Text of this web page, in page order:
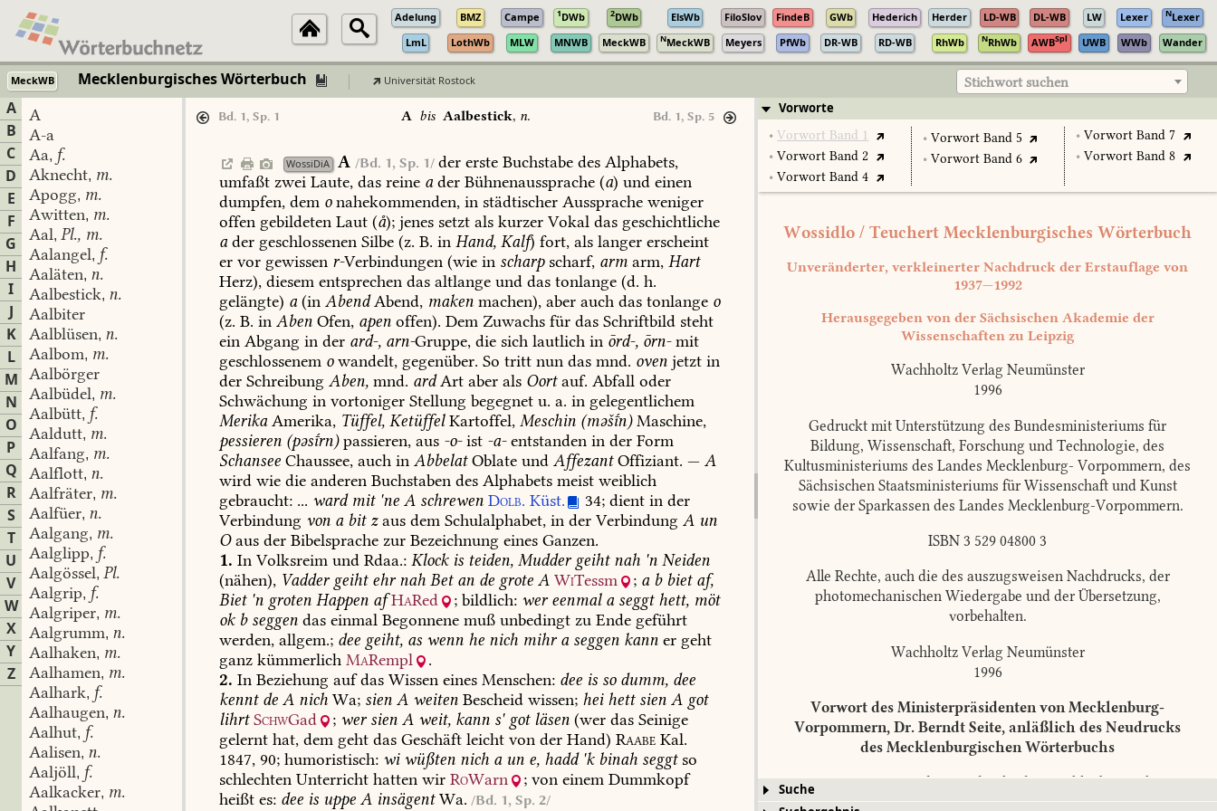
Adelung BMZ Campe 1DWb 2DWb ElsWb FiloSlov FindeB GWb Hederich Herder LD-WB DL-WB LW Lexer NLexer
LmL
LothWb MLW MNWB MeckWB NMeckWB Meyers PfWb DR-WB RD-WB RhWb NRhWb AWBSpl UWB WWb Wander
MeckWB Mecklenburgisches Wörterbuch Universität Rostock Stichwort suchen
A
B
C
D
E
F
G
H
I
J
K
L
M
N
O
P
Q
R
S
T
U
V
W
X
Y
Z
A
A-a
Aa, f.
Aknecht, m.
Apogg, m.
Awitten, m.
Aal, Pl., m.
Aalangel, f.
Aaläten, n.
Aalbestick, n.
Aalbiter
Aalblüsen, n.
Aalbom, m.
Aalbörger
Aalbüdel, m.
Aalbütt, f.
Aaldutt, m.
Aalfang, m.
Aalflott, n.
Aalfräter, m.
Aalfüer, n.
Aalgang, m.
Aalglipp, f.
Aalgössel, Pl.
Aalgrip, f.
Aalgriper, m.
Aalgrumm, n.
Aalhaken, m.
Aalhamen, m.
Aalhark, f.
Aalhaugen, n.
Aalhut, f.
Aalisen, n.
Aaljöll, f.
Aalkacker, m.
Bd. 1, Sp. 1 A bis Aalbestick, n. Bd. 1, Sp. 5
WossiDiA A /Bd. 1, Sp. 1/der erste Buchstabe des Alphabets,
umfaßt zwei Laute, das reine ader Bühnenaussprache (a) und einen
dumpfen, dem onahekommenden, in städtischer Aussprache weniger
offen gebildeten Laut (å); jenes setzt als kurzer Vokal das geschichtliche
ader geschlossenen Silbe (z. B. in Hand, Kalf) fort, als langer erscheint
er vor gewissen r-Verbindungen (wie in scharpscharf, arm arm, Hart
Herz), diesem entsprechen das altlange und das tonlange (d. h.
gelängte) a(in AbendAbend, maken machen), aber auch das tonlange o
(z. B. in Aben Ofen, apen offen). Dem Zuwachs für das Schriftbild steht
ein Abgang in der ard-, arn-Gruppe, die sich lautlich in ōrd-, ōrn-mit
geschlossenem owandelt, gegenüber. So tritt nun das mnd. oven jetzt in
der Schreibung Aben, mnd. ardArt aber als Oortauf. Abfall oder
Schwächung in vortoniger Stellung begegnet u. a. in gelegentlichem
MerikaAmerika, Tüffel, KetüffelKartoffel, Meschin (məšn)Maschine,
pessieren (pəsrn)passieren, aus -o-ist -a-entstanden in der Form
Schansee Chaussee, auch in AbbelatOblate und AffezantOffiziant. — A
wird wie die anderen Buchstaben des Alphabets meist weiblich
gebraucht: ... wardmit'ne A schrewen Dolb. Küst. 34; dient in der
Verbindung von abitzaus dem Schulalphabet, in der Verbindung A un
Oaus der Bibelsprache zur Bezeichnung eines Ganzen.
1. In Volksreim und Rdaa.: Klockis teiden, Muddergeihtnah 'n Neiden
(nähen), Vaddergeihtehrnah Betan de grote A WiTessm ; abbietaf,
Biet'n groten Happen af HaRed ; bildlich: wereenmalaseggthett, möt
okbseggen das einmal Begonnene muß unbedingt zu Ende geführt
werden, allgem.; dee geiht, as wenn he nich mihraseggen kann er geht
ganz kümmerlich MaRempl
.
2. In Beziehung aufdas Wissen eines Menschen: dee is sodumm, dee
kenntde A nich Wa; sien A weiten Bescheid wissen; heihettsien A got
lihrt SchwGad ; wersien A weit, kann s'gotläsen (wer das Seinige
gelernt hat, dem geht das Geschäft leicht von der Hand) Raabe Kal.
1847, 90; humoristisch: wiwüßten nich aun e, hadd'kbinah seggtso
schlechten Unterricht hatten wir RoWarn ; von einem Dummkopf
heißt es: dee is uppe A insägentWa. /Bd. 1, Sp. 2/
Vorworte
• Vorwort Band 1
• Vorwort Band 2
• Vorwort Band 4
• Vorwort Band 5
• Vorwort Band 6
• Vorwort Band 7
• Vorwort Band 8
Wossidlo / Teuchert Mecklenburgisches Wörterbuch
Unveränderter, verkleinerter Nachdruck der Erstauflage von
1937—1992
Herausgegeben von der Sächsischen Akademie der
Wissenschaften zu Leipzig
Wachholtz Verlag Neumünster
1996
Gedruckt mit Unterstützung des Bundesministeriums für
Bildung, Wissenschaft, Forschung und Technologie, des
Kultusministeriums des Landes Mecklenburg- Vorpommern, des
Sächsischen Staatsministeriums für Wissenschaft und Kunst
sowie der Sparkassen des Landes Mecklenburg-Vorpommern.
ISBN 3 529 04800 3
Alle Rechte, auch die des auszugsweisen Nachdrucks, der
photomechanischen Wiedergabe und der Übersetzung,
vorbehalten.
Wachholtz Verlag Neumünster
1996
Vorwort des Ministerpräsidenten von Mecklenburg-
Vorpommern, Dr. Berndt Seite, anläßlich des Neudrucks
des Mecklenburgischen Wörterbuchs
Die Präsentation des Neudrucks des Mecklenburgischen
Wörterbuchs von Richard Wossidlo und Hermann Teuchert fügt
Suche